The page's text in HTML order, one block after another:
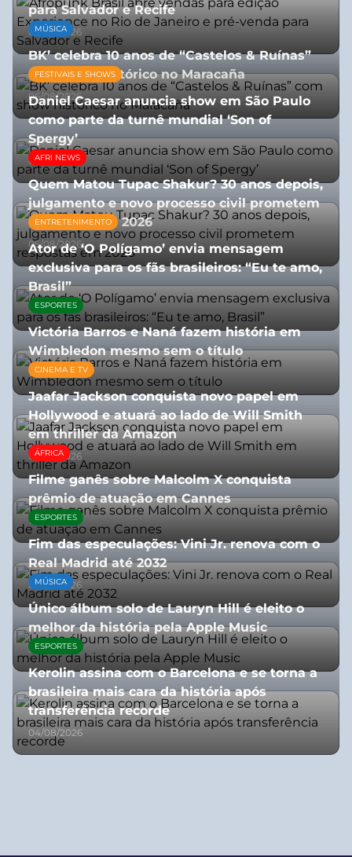
para Salvador e Recife
03/08/2026
MÚSICA
BK’ celebra 10 anos de “Castelos & Ruínas”
com show histórico no Maracaña
06/08/2026
FESTIVAIS E SHOWS
Daniel Caesar anuncia show em São Paulo
como parte da turnê mundial ‘Son of
Spergy’
05/08/2026
AFRI NEWS
Quem Matou Tupac Shakur? 30 anos depois,
julgamento e novo processo civil prometem
respostas em 2026
05/08/2026
ENTRETENIMENTO
Ator de ‘O Polígamo’ envia mensagem
exclusiva para os fãs brasileiros: “Eu te amo,
Brasil”
13/07/2026
ESPORTES
Victória Barros e Naná fazem história em
Wimbledon mesmo sem o título
13/07/2026
CINEMA E TV
Jaafar Jackson conquista novo papel em
Hollywood e atuará ao lado de Will Smith
em thriller da Amazon
06/08/2026
ÁFRICA
Filme ganês sobre Malcolm X conquista
prêmio de atuação em Cannes
13/07/2026
ESPORTES
Fim das especulações: Vini Jr. renova com o
Real Madrid até 2032
06/08/2026
MÚSICA
Único álbum solo de Lauryn Hill é eleito o
melhor da história pela Apple Music
06/08/2026
ESPORTES
Kerolin assina com o Barcelona e se torna a
brasileira mais cara da história após
transferência recorde
04/08/2026